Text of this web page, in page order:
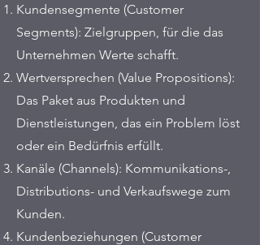
Kundensegmente (Customer
Segments): Zielgruppen, für die das
Unternehmen Werte schafft.
Wertversprechen (Value Propositions):
Das Paket aus Produkten und
Dienstleistungen, das ein Problem löst
oder ein Bedürfnis erfüllt.
Kanäle (Channels): Kommunikations-,
Distributions- und Verkaufswege zum
Kunden.
Kundenbeziehungen (Customer